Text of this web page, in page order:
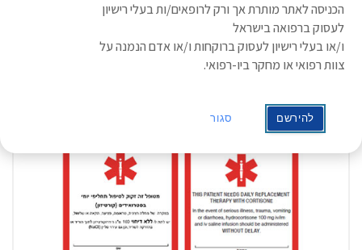
אופס, לא נמצאו תוצאות.
הכניסה לאתר מותרת אך ורק לרופאים/ות בעלי רישיון
לעסוק ברפואה בישראל
ו/או בעלי רישיון לעסוק ברוקחות ו/או אדם הנמנה על
צוות רפואי או מחקר ביו-רפואי.
להירשם סגור